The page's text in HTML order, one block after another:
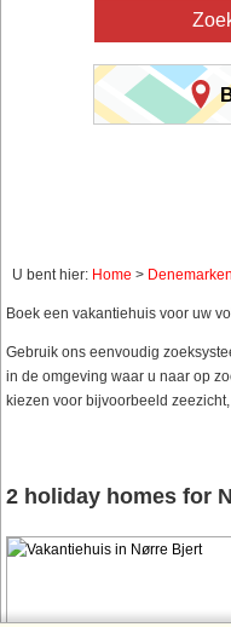
U bent hier: Home > Denemarken
Boek een vakantiehuis voor uw
Gebruik ons eenvoudig
in de omgeving waar u naar op
kiezen voor bijvoorbeeld
2 holiday homes for